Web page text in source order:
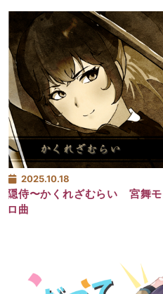
2025.10.18
隠侍〜かくれざむらい 宮舞
ロ曲